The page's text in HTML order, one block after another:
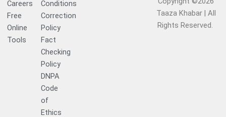
Careers
Free
Online
Tools
Conditions
Correction
Policy
Fact
Checking
Policy
DNPA
Code
of
Ethics
Taaza Khabar | All
Rights Reserved.​